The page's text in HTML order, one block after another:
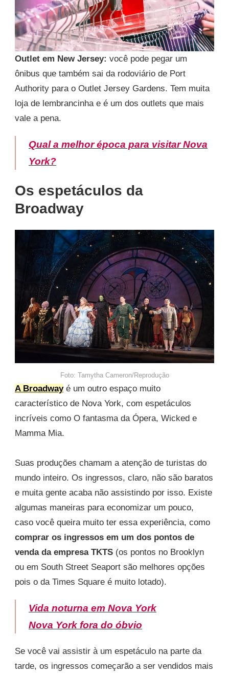
Outlet em New Jersey: você pode pegar um
ônibus que também sai da rodoviário de Port
Authority para o Outlet Jersey Gardens. Tem muita
loja de lembrancinha e é um dos outlets que mais
vale a pena.
Qual a melhor época para visitar Nova
York?
Os espetáculos da
Broadway
Foto: Tamytha Cameron/Reprodução
A Broadwayé um outro espaço muito
característico de Nova York, com espetáculos
incríveis como O fantasma da Ópera, Wicked e
Mamma Mia.
Suas produções chamam a atenção de turistas do
mundo inteiro. Os ingressos, claro, não são baratos
e muita gente acaba não assistindo por isso. Existe
algumas maneiras para economizar um pouco,
caso você queira muito ter essa experiência, como
comprar os ingressos em um dos pontos de
venda da empresa TKTS (os pontos no Brooklyn
ou em South Street Seaport são melhores opções
pois o da Times Square é muito lotado).
Vida noturna em Nova York
Nova York fora do óbvio
Se você vai assistir à um espetáculo na parte da
tarde, os ingressos começarão a ser vendidos mais